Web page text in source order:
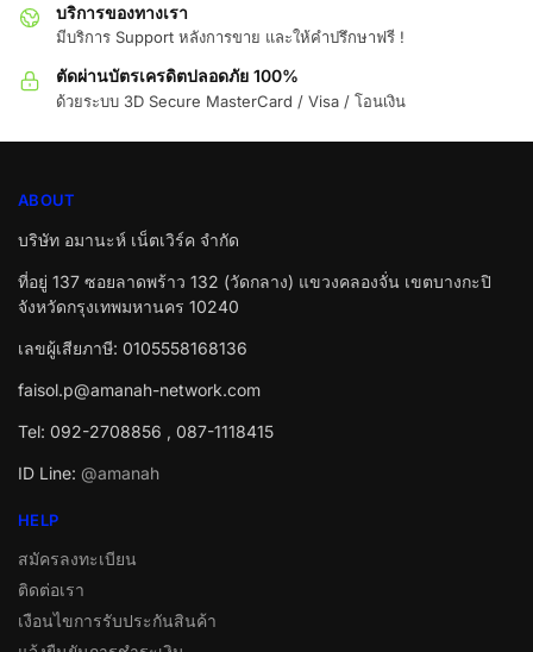
บริการของทางเรา
มีบริการ Support หลังการขาย และให้คำปรึกษาฟรี !
ตัดผ่านบัตรเครดิตปลอดภัย 100%
ด้วยระบบ 3D Secure MasterCard / Visa / โอนเงิน
ABOUT
บริษัท อมานะห์ เน็ตเวิร์ค จำกัด
ที่อยู่ 137 ซอยลาดพร้าว 132 (วัดกลาง) แขวงคลองจั่น เขตบางกะปิ
จังหวัดกรุงเทพมหานคร 10240
เลขผู้เสียภาษี: 0105558168136
faisol.p@amanah-network.com
Tel: 092-2708856 , 087-1118415
ID Line: @amanah
HELP
สมัครลงทะเบียน
ติดต่อเรา
เงือนไขการรับประกันสินค้า